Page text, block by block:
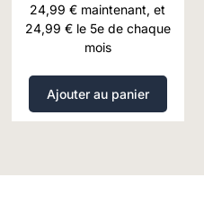
24,99€ maintenant, et
24,99 € le 5e de chaque
mois
Ajouter au panier